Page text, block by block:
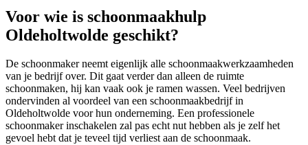
Voor wie is schoonmaakhulp
Oldeholtwolde geschikt?
De schoonmaker neemt eigenlijk alle schoonmaakwerkzaamheden
van je bedrijf over. Dit gaat verder dan alleen de ruimte
schoonmaken, hij kan vaak ook je ramen wassen. Veel bedrijven
ondervinden al voordeel van een schoonmaakbedrijf in
Oldeholtwolde voor hun onderneming. Een professionele
schoonmaker inschakelen zal pas echt nut hebben als je zelf het
gevoel hebt dat je teveel tijd verliest aan de schoonmaak.